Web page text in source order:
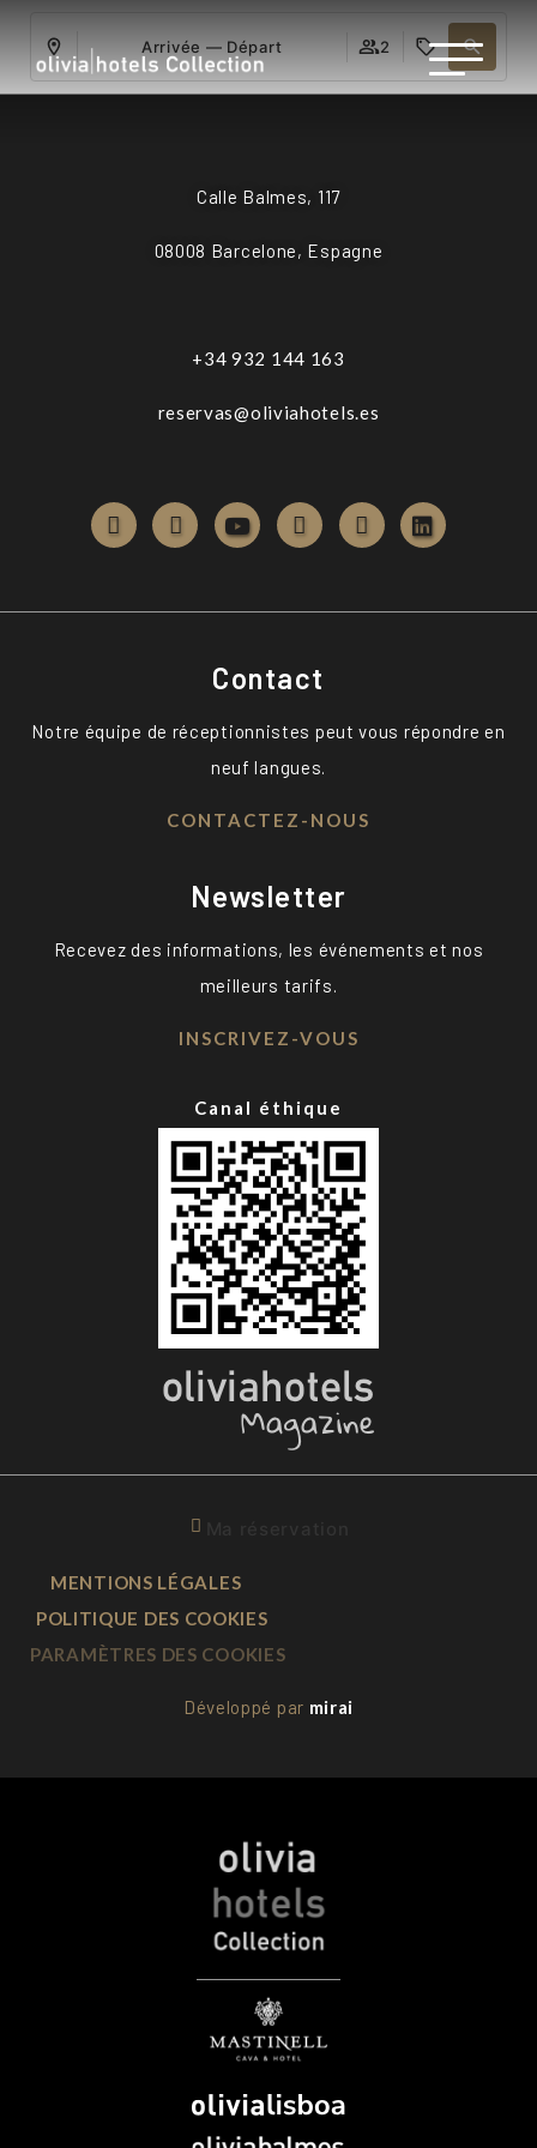
Arrivée — Départ 2
Calle Balmes, 117
08008 Barcelone, Espagne
+34 932 144 163
reservas@oliviahotels.es
Contact
Notre équipe de réceptionnistes peut vous répondre en
neuf langues.
CONTACTEZ-NOUS
Newsletter
Recevez des informations, les événements et nos
meilleurs tarifs.
INSCRIVEZ-VOUS
Canal éthique
MENTIONS LÉGALES
POLITIQUE DES COOKIES
PARAMÈTRES DES COOKIES
Développé par mirai